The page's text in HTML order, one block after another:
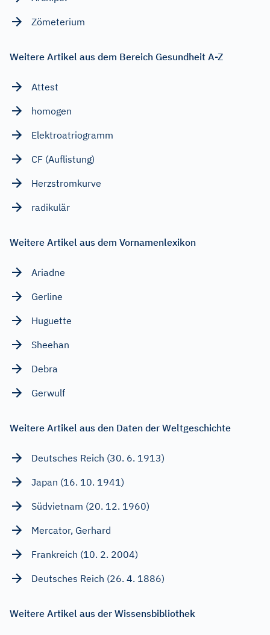
Zömeterium
Weitere Artikel aus dem Bereich Gesundheit A-Z
Attest
homogen
Elektroatriogramm
CF (Auflistung)
Herzstromkurve
radikulär
Weitere Artikel aus dem Vornamenlexikon
Ariadne
Gerline
Huguette
Sheehan
Debra
Gerwulf
Weitere Artikel aus den Daten der Weltgeschichte
Deutsches Reich (30. 6. 1913)
Japan (16. 10. 1941)
Südvietnam (20. 12. 1960)
Mercator, Gerhard
Frankreich (10. 2. 2004)
Deutsches Reich (26. 4. 1886)
Weitere Artikel aus der Wissensbibliothek